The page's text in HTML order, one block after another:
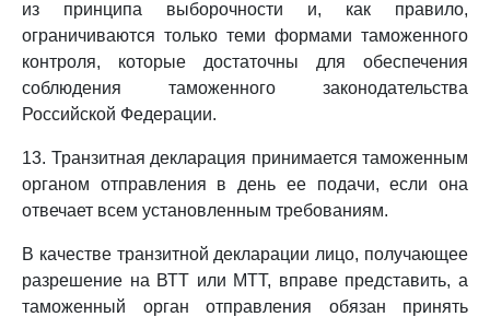
из принципа выборочности и, как правило,
ограничиваются только теми формами таможенного
контроля, которые достаточны для обеспечения
соблюдения таможенного законодательства
Российской Федерации.
13. Транзитная декларация принимается таможенным
органом отправления в день ее подачи, если она
отвечает всем установленным требованиям.
В качестве транзитной декларации лицо, получающее
разрешение на ВТТ или МТТ, вправе представить, а
таможенный орган отправления обязан принять